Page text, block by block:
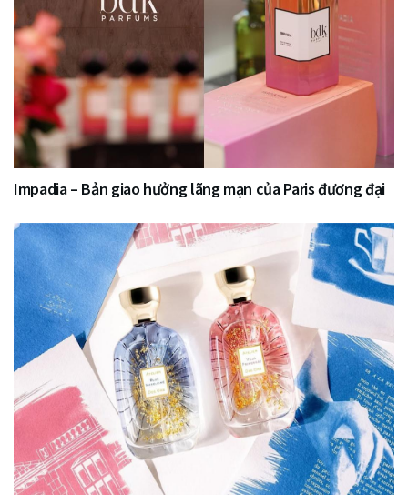
Impadia – Bản giao hưởng lãng mạn của Paris đương đại